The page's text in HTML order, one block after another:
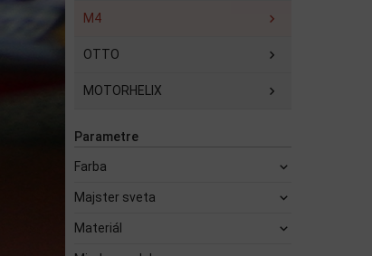
M4
OTTO
MOTORHELIX
Parametre
Farba
Majster sveta
Materiál